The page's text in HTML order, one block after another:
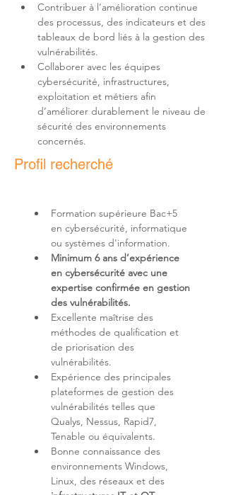
Contribuer à l’amélioration continue
des processus, des indicateurs et des
tableaux de bord liés à la gestion des
Collaborer avec les équipes
cybersécurité, infrastructures,
exploitation et métiers afin
d’améliorer durablement le niveau de
sécurité des environnements
concernés.
Profil recherché
Formation supérieure Bac+5
en cybersécurité, informatique
Minimum 6 ans d’expérience
en cybersécurité avec une
expertise confirmée en gestion
des vulnérabilités.
Excellente maîtrise des
méthodes de qualification et
de priorisation des
Expérience des principales
plateformes de gestion des
vulnérabilités telles que
Qualys, Nessus, Rapid7,
Bonne connaissance des
environnements Windows,
Linux, des réseaux et des